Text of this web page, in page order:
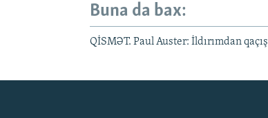
Buna da bax:
QİSMƏT. Paul Auster: İldırımdan qaçış